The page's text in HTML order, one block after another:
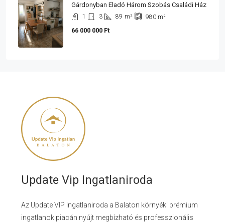
Gárdonyban Eladó Három Szobás Családi Ház
1 3 89 m² 980 m²
66 000 000 Ft
Update Vip Ingatlaniroda
Az Update VIP Ingatlaniroda a Balaton környéki prémium
ingatlanok piacán nyújt megbízható és professzionális